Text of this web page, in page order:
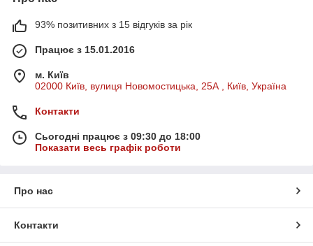
93% позитивних з 15 відгуків за рік
Працює з 15.01.2016
м. Київ
02000 Київ, вулиця Новомостицька, 25А , Київ, Україна
Контакти
Сьогодні працює з 09:30 до 18:00
Показати весь графік роботи
Про нас
Контакти